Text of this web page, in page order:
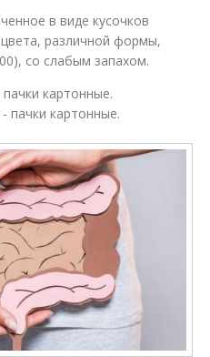
в виде кусочков
различной формы,
со слабым запахом.
картонные.
пачки картонные.